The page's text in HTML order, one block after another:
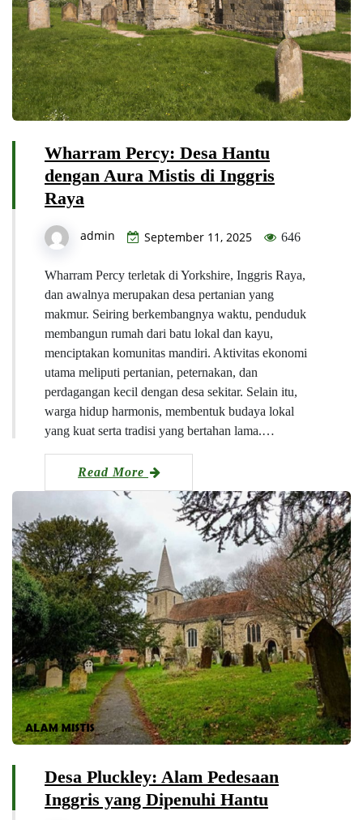
Wharram Percy: Desa Hantu
dengan Aura Mistis di Inggris
Raya
admin September 11, 2025 646
Wharram Percy terletak di Yorkshire, Inggris Raya,
dan awalnya merupakan desa pertanian yang
makmur. Seiring berkembangnya waktu, penduduk
membangun rumah dari batu lokal dan kayu,
menciptakan komunitas mandiri. Aktivitas ekonomi
utama meliputi pertanian, peternakan, dan
perdagangan kecil dengan desa sekitar. Selain itu,
warga hidup harmonis, membentuk budaya lokal
yang kuat serta tradisi yang bertahan lama.…
Read More
Desa Pluckley: Alam Pedesaan
Inggris yang Dipenuhi Hantu